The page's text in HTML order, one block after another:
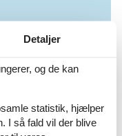
Detaljer
og de kan
statistik, hjælper
I så fald vil der blive